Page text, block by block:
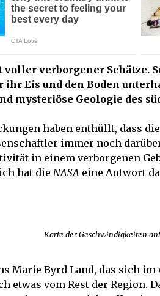
verborgener Schätze.
ihr Eis und den Boden
mysteriöse Geologie des
haben enthüllt, dass
immer noch
in einem verborgenen
hat die NASA eine Antwort
Karte der Geschwindigkeiten
Marie Byrd Land, das sich
etwas vom Rest der Region.